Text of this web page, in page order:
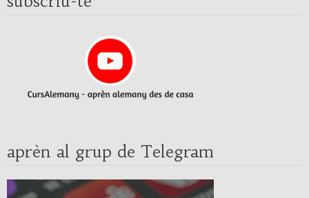
aprèn al grup de Telegram